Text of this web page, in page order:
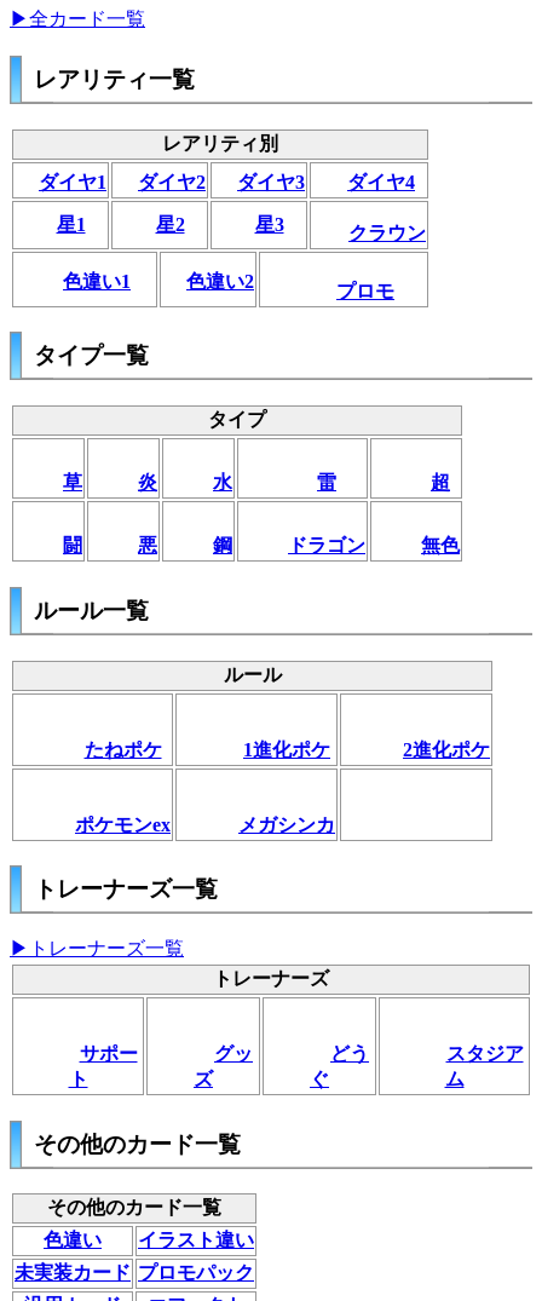
▶全カード一覧
レアリティ一覧
レアリティ別
ダイヤ1
ダイヤ2 ダイヤ3 ダイヤ4
星1 星2 星3 クラウン
色違い1 色違い2 プロモ
タイプ一覧
タイプ
草 炎 水 雷 超
闘 悪 鋼 ドラゴン 無色
ルール一覧
ルール
たねポケ 1進化ポケ 2進化ポケ
ポケモンex メガシンカ
トレーナーズ一覧
▶トレーナーズ一覧
トレーナーズ
サポー
ト
グッ
ズ
どう
ぐ
スタジア
ム
その他のカード一覧
その他のカード一覧
色違い
イラスト違い
未実装カード プロモパック